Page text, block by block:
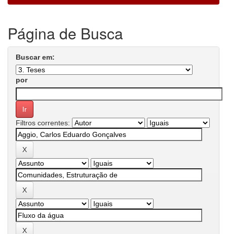
Página de Busca
Buscar em:
por
Filtros correntes: